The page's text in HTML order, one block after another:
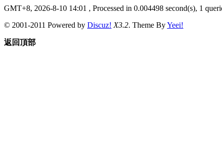
GMT+8, 2026-8-10 14:01 , Processed in 0.004498 second(s), 1
© 2001-2011 Powered by Discuz! X3.2. Theme ByYeei!
返回頂部